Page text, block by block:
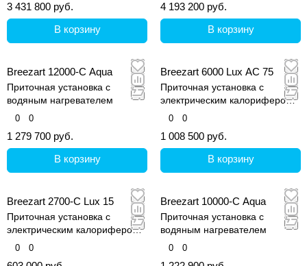
3 431 800 руб.
В корзину
4 193 200 руб.
В корзину
Breezart 12000-C Aqua
Приточная установка с
водяным нагревателем
0 0
1 279 700 руб.
В корзину
Breezart 6000 Lux AC 75
Приточная установка с
электрическим калорифером
(AС)
0 0
1 008 500 руб.
В корзину
Breezart 2700-C Lux 15
Приточная установка с
электрическим калорифером
(С)
0 0
Breezart 10000-C Aqua
Приточная установка с
водяным нагревателем
0 0